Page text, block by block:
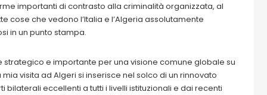
importanti di contrasto alla criminalità organizzata, al
cose che vedono l’Italia e l’Algeria assolutamente
in un punto stampa.
strategico e importante per una visione comune globale su
visita ad Algeri si inserisce nel solco di un rinnovato
eccellenti a tutti i livelli istituzionali e dai recenti